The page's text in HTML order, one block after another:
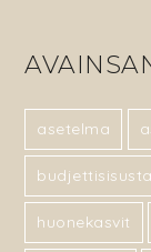
asetelma
huonekasvit